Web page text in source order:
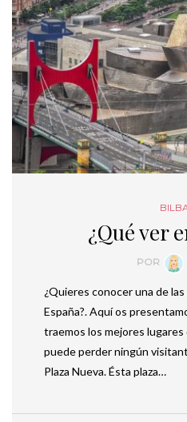
¿Qué ver
POR
¿Quieres conocer una de
España?. Aquí os
traemos los mejores lugares
puede perder ningún
Plaza Nueva. Ésta plaza…